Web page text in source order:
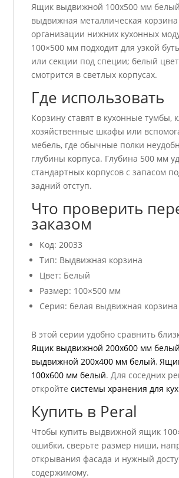
Ящик выдвижной 100х500 мм
выдвижная металлическая корзина
организации нижних кухонных
100×500 мм подходит для узкой
или секции под специи; белый
смотрится в светлых корпусах.
Где использовать
Корзину ставят в кухонные тумбы,
хозяйственные шкафы или
мебель, где обычные полки
глубины корпуса. Глубина 500 мм
стандартных корпусов с запасом
задний отступ.
Что проверить
заказом
Код: 20033
Тип: Выдвижная корзина
Цвет: Белый
Размер: 100×500 мм
Серия: белая выдвижная корзина
В этой серии удобно сравнить
Ящик выдвижной 200х600 мм белый
выдвижной 200х400 мм белый,
100х600 мм белый. Для соседних
откройтесистемы хранения для
Купить в Peral
Чтобы купить выдвижной ящик
ошибки, сверьте размер ниши,
открывания фасада и нужный
содержимому.